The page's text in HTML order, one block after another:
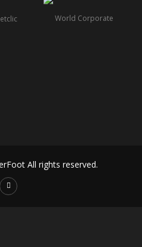
All rights reserved.